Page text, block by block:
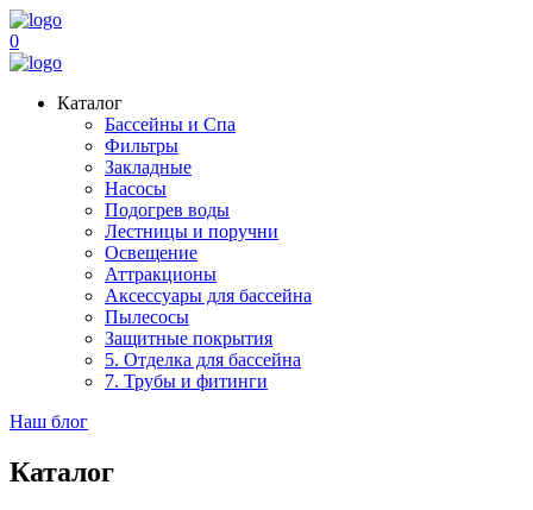
0
Каталог
Бассейны и Спа
Фильтры
Закладные
Насосы
Подогрев воды
Лестницы и поручни
Освещение
Аттракционы
Аксессуары для бассейна
Пылесосы
Защитные покрытия
5. Отделка для бассейна
7. Трубы и фитинги
Наш блог
Каталог